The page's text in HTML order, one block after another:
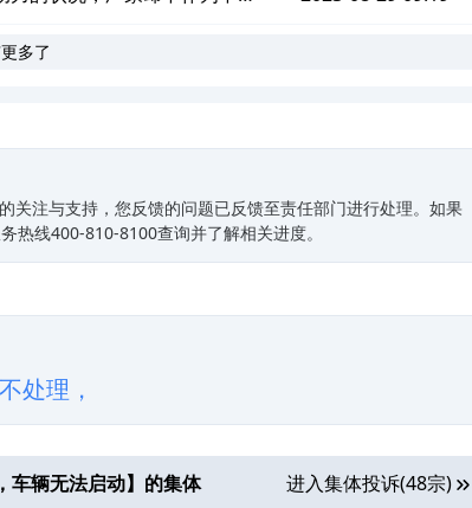
多了
关注与支持，您反馈的问题已反馈至责任部门进行处理。如果
热线400-810-8100查询并了解相关进度。
处理，
车辆无法启动】的集体 进入集体投诉(48宗)